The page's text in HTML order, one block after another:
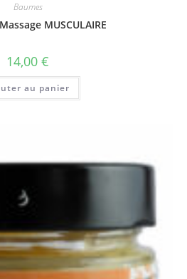
Baumes
MUSCULAIRE
14,00 €
au panier